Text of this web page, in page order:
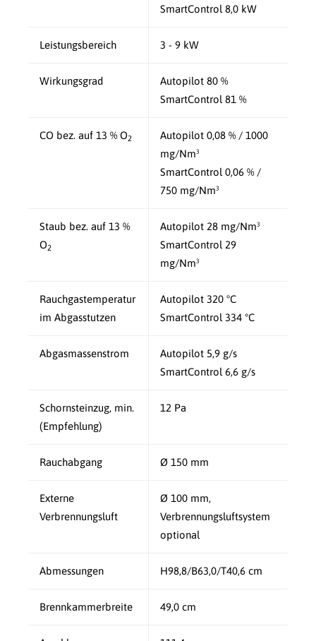
SmartControl 8,0 kW
Leistungsbereich 3 - 9 kW
Wirkungsgrad
Autopilot 80 %
SmartControl 81 %
CO bez. auf 13 % O2
Autopilot 0,08 % / 1000
mg/Nm³
SmartControl 0,06 % /
750 mg/Nm³
Staub bez. auf 13 %
O2
Autopilot 28 mg/Nm³
SmartControl 29
mg/Nm³
Rauchgastemperatur
im Abgasstutzen
Autopilot 320 °C
SmartControl 334 °C
Abgasmassenstrom
Autopilot 5,9 g/s
SmartControl 6,6 g/s
Schornsteinzug, min.
(Empfehlung)
12 Pa
Rauchabgang Ø 150 mm
Externe
Verbrennungsluft
Ø 100 mm,
Verbrennungsluftsystem
optional
Abmessungen H98,8/B63,0/T40,6 cm
Brennkammerbreite 49,0 cm